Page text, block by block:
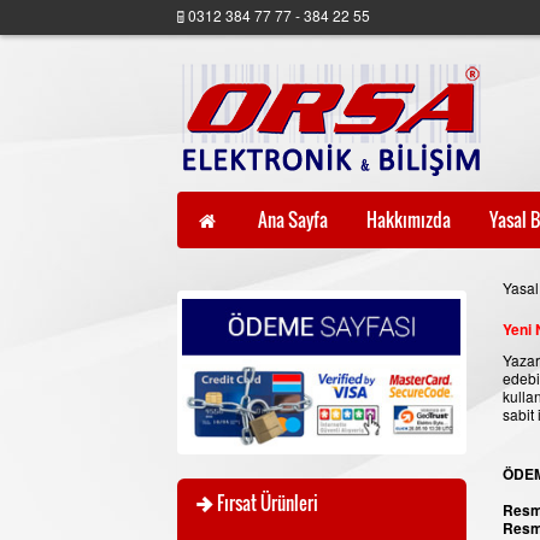
0312 384 77 77 - 384 22 55
Ana Sayfa Hakkımızda Yasal
Yeni
sabit
Fırsat Ürünleri